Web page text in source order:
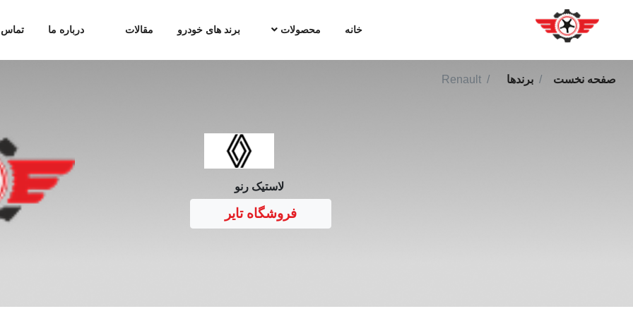
خانه محصولات برند های خودرو مقالات درباره ما تماس
صفحه نخست برندها Renault
لاستیک رنو
فروشگاه تایر